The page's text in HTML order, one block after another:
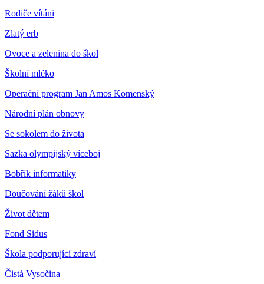
Rodiče vítáni
Zlatý erb
Ovoce a zelenina do škol
Školní mléko
Operační program Jan Amos Komenský
Národní plán obnovy
Se sokolem do života
Sazka olympijský víceboj
Bobřík informatiky
Doučování žáků škol
Život dětem
Fond Sidus
Škola podporující zdraví
Čistá Vysočina